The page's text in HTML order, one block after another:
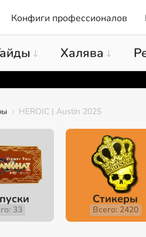
Конфиги профессионалов
Халява
HEROIC | Austin 2025
33
Стикеры
Всего: 2420